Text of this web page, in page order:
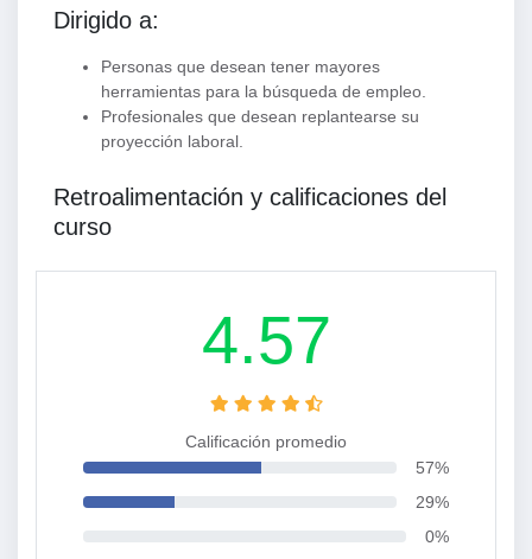
Dirigido a:
Personas que desean tener mayores
herramientas para la búsqueda de empleo.
Profesionales que desean replantearse su
proyección laboral.
Retroalimentación y calificaciones del
curso
4.57
Calificación promedio
57%
29%
0%